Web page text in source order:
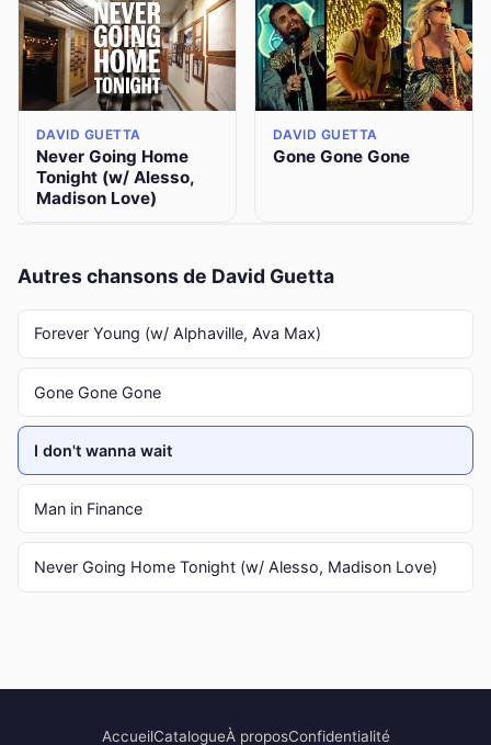
DAVID GUETTA
Never Going Home
Tonight (w/ Alesso,
Madison Love)
DAVID GUETTA
Gone Gone Gone
Autres chansons de David Guetta
Forever Young (w/ Alphaville, Ava Max)
Gone Gone Gone
I don't wanna wait
Man in Finance
Never Going Home Tonight (w/ Alesso, Madison Love)
AccueilCatalogueÀ proposConfidentialité